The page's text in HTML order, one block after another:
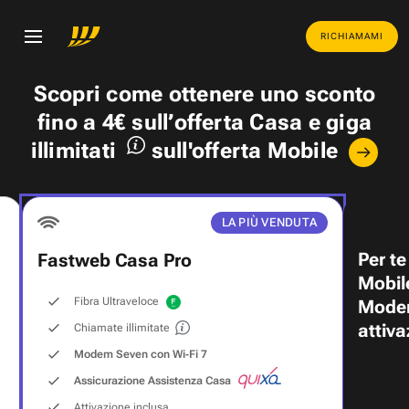
RICHIAMAMI
Scopri come ottenere uno sconto
fino a 4€ sull’offerta Casa egiga
illimitati
sull'offerta Mobile
LA PIÙ VENDUTA
Fastweb Casa Pro
Fibra Ultraveloce
Chiamate illimitate
Modem Seven con Wi‑Fi 7
Assicurazione Assistenza Casa
Per